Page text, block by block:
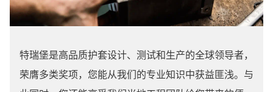
特瑞堡是高品质护套设计、测试和生产的全球领导者，
荣膺多类奖项，您能从我们的专业知识中获益匪浅。与